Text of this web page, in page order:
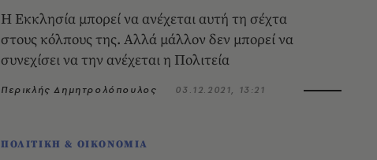
Η Εκκλησία μπορεί να ανέχεται αυτή τη σέχτα
στους κόλπους της. Αλλά μάλλον δεν μπορεί να
συνεχίσει να την ανέχεται η Πολιτεία
Περικλής Δημητρολόπουλος 03.12.2021, 13:21
ΠΟΛΙΤΙΚΗ & ΟΙΚΟΝΟΜΙΑ